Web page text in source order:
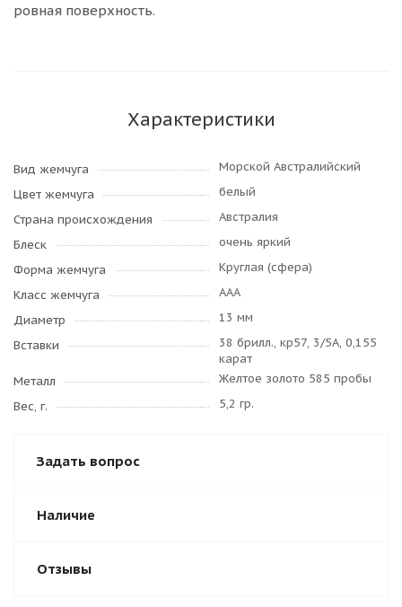
ровная поверхность.
Характеристики
Вид жемчуга
Морской Австралийский
Цвет жемчуга
белый
Страна происхождения
Австралия
Блеск
очень яркий
Форма жемчуга
Круглая (сфера)
Класс жемчуга
AAA
Диаметр
13 мм
Вставки
38 брилл., кр57, 3/5А, 0,155
карат
Металл
Желтое золото 585 пробы
Вес, г.
5,2 гр.
Задать вопрос
Наличие
Отзывы